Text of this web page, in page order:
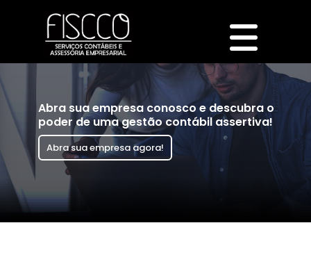
Abra sua empresa conosco e descubra o
poder de uma gestão contábil assertiva!
Abra sua empresa agora!